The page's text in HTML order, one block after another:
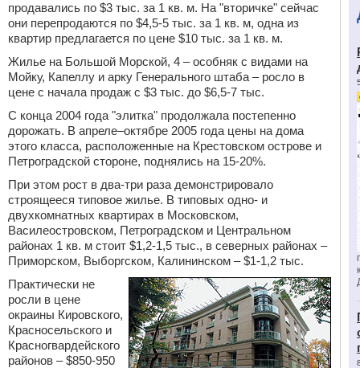
продавались по $3 тыс. за 1 кв. м. На "вторичке" сейчас
они перепродаются по $4,5-5 тыс. за 1 кв. м, одна из
квартир предлагается по цене $10 тыс. за 1 кв. м.
Жилье на Большой Морской, 4 – особняк с видами на
Мойку, Капеллу и арку Генерального штаба – росло в
цене с начала продаж с $3 тыс. до $6,5-7 тыс.
С конца 2004 года "элитка" продолжала постепенно
дорожать. В апреле–октябре 2005 года цены на дома
этого класса, расположенные на Крестовском острове и
Петроградской стороне, поднялись на 15-20%.
При этом рост в два-три раза демонстрировало
строящееся типовое жилье. В типовых одно- и
двухкомнатных квартирах в Московском,
Василеостровском, Петроградском и Центральном
районах 1 кв. м стоит $1,2-1,5 тыс., в северных районах –
Приморском, Выборгском, Калининском – $1-1,2 тыс.
Практически не
росли в цене
окраины Кировского,
Красносельского и
Красногвардейского
районов – $850-950